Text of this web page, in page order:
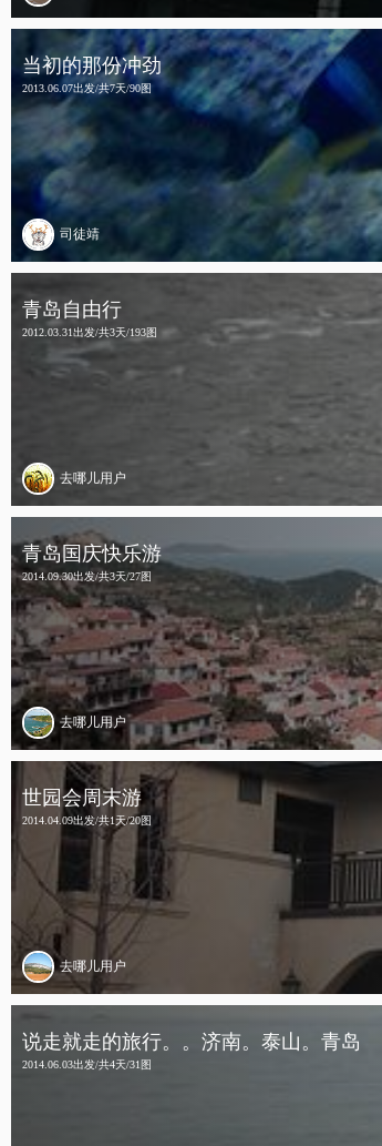
当初的那份冲劲
2013.06.07出发/共7天/90图
司徒靖
青岛自由行
2012.03.31出发/共3天/193图
去哪儿用户
青岛国庆快乐游
2014.09.30出发/共3天/27图
去哪儿用户
世园会周末游
2014.04.09出发/共1天/20图
去哪儿用户
说走就走的旅行。。济南。泰山。青岛
2014.06.03出发/共4天/31图